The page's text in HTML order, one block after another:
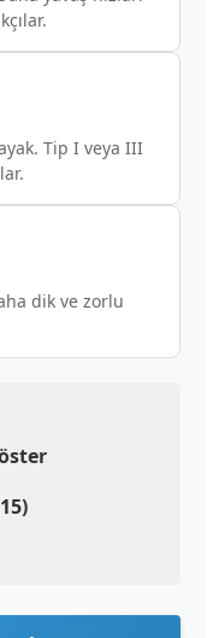
Tip I veya III
dik ve zorlu